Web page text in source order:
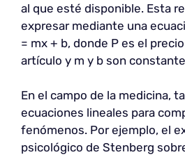
al que esté disponible. Esta
expresar mediante una
= mx + b, donde P es el
artículo y m y b son
En el campo de la medicina,
ecuaciones lineales para
fenómenos. Por ejemplo, el
psicológico de Stenberg